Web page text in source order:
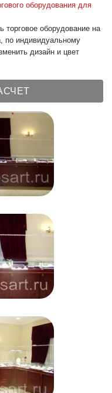
оборудования для
торговое оборудование на
по индивидуальному
дизайн и цвет